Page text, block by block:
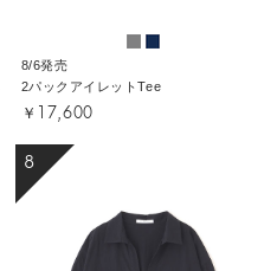
8/6発売
2パックアイレットTee
￥17,600
8